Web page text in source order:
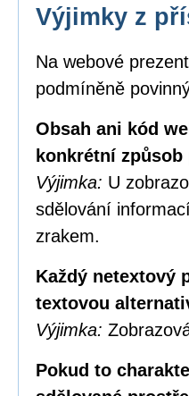
Výjimky z
Na webové
podmíněně
Obsah ani kód
konkrétní
Výjimka: U
sdělování
zrakem.
Každý netextový
textovou
Výjimka:
Pokud to